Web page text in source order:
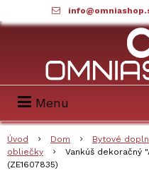
Menu
Úvod Dom Bytové
obliečky
Vankúš dekoračný
(ZE1607835)